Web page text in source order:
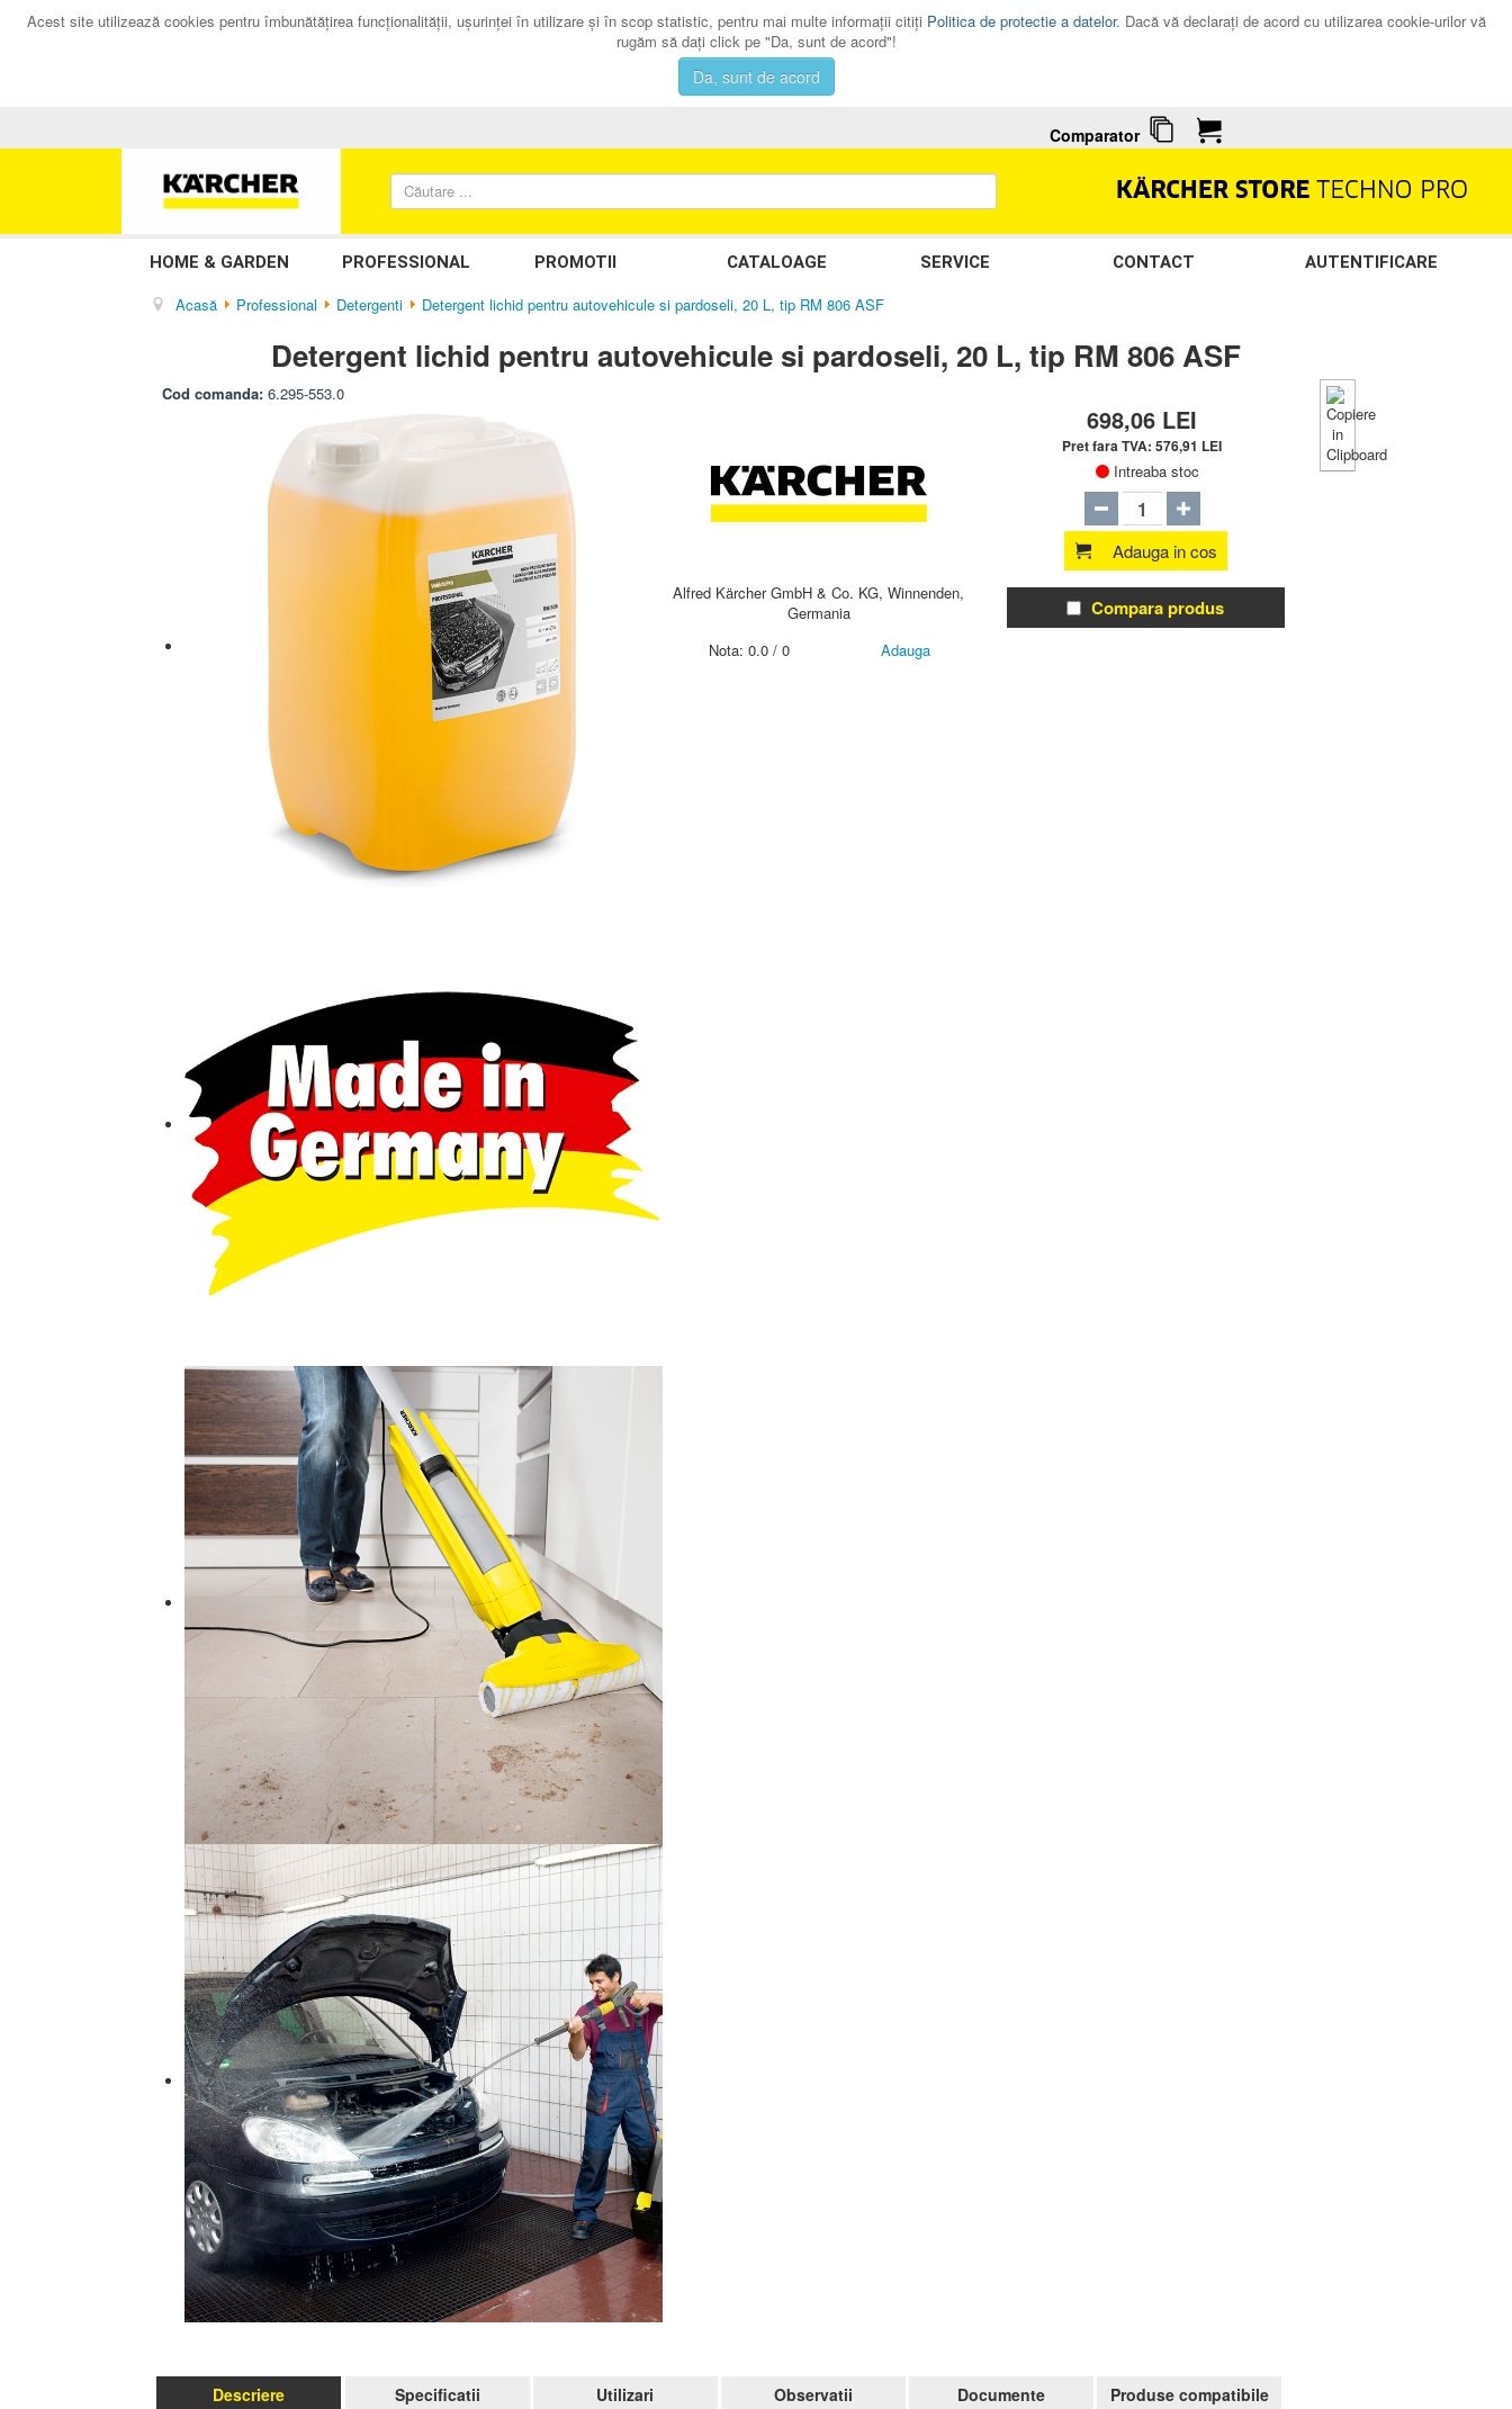
Acest site utilizează cookies pentru îmbunătăţirea funcţionalităţii, uşurinţei în utilizare şi în scop statistic, pentru mai multe informaţii citiţi Politica de protectie a datelor. Dacă vă declaraţi de acord cu utilizarea cookie-urilor vă
rugăm să daţi click pe "Da, sunt de acord"!
Da, sunt de acord
Comparator
HOME & GARDEN PROFESSIONAL PROMOTII CATALOAGE SERVICE CONTACT AUTENTIFICARE
Acasă Professional Detergenti Detergent lichid pentru autovehicule si pardoseli, 20 L, tip RM 806 ASF
Detergent lichid pentru autovehicule si pardoseli, 20 L, tip RM 806 ASF
Cod comanda:6.295-553.0
Alfred Kärcher GmbH & Co. KG, Winnenden,
Germania
Nota: 0.0 / 0 Adauga
698,06 LEI
Pret fara TVA:576,91 LEI
Intreaba stoc
Adauga in cos
Compara produs
Descriere Specificatii Utilizari Observatii Documente
Produse compatibile